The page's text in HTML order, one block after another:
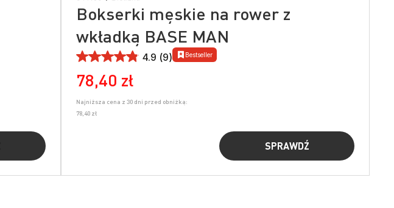
Bokserki męskie na rower z
wkładką BASE MAN
4.9 (9) Bestseller
78,40 zł
Najniższa cena z 30 dni przed obniżką:
78,40 zł
SPRAWDŹ